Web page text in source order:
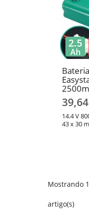
14.4 V
43 x 30
2.5
Ah
Mostrando
artigo(s)